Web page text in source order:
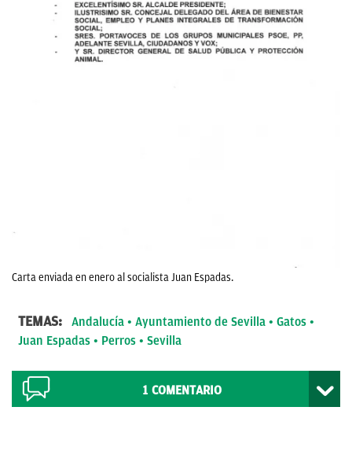
Carta enviada en enero al socialista Juan Espadas.
TEMAS: Andalucía Ayuntamiento de Sevilla
Gatos
Juan Espadas
Perros Sevilla
1 COMENTARIO